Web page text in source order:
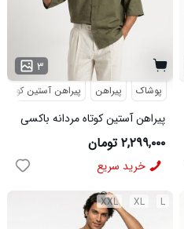
۳
پوشاک پیراهن پیراهن آستین کوتاه
پیراهن آستین کوتاه مردانه باکسی
طرحدار لینن سبز مدل 50971
۲,۲۹۹,۰۰۰ تومان
خرید سریع
L
XL
XXL